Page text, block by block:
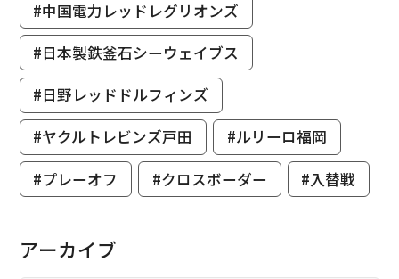
#中国電力レッドレグリオンズ
#日本製鉄釜石シーウェイブス
#日野レッドドルフィンズ
#ヤクルトレビンズ戸田
#ルリーロ福岡
#プレーオフ
#クロスボーダー #入替戦
アーカイブ